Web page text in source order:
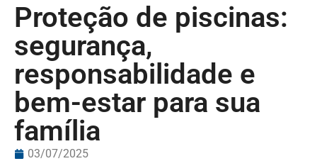
Proteção de piscinas:
segurança,
responsabilidade e
bem-estar para sua
família
03/07/2025